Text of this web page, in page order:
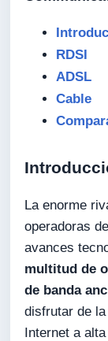
RDSI
ADSL
Cable
La enorme
operadoras
avances
multitud de
de banda
disfrutar de
Internet a